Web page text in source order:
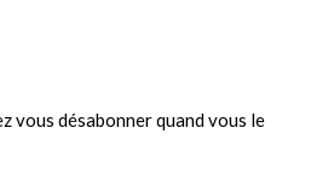
vous désabonner quand vous le